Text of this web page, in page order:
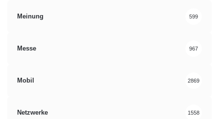
Meinung 599
Messe 967
Mobil 2869
Netzwerke 1558